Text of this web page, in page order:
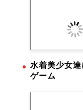
水着美少女
ゲーム